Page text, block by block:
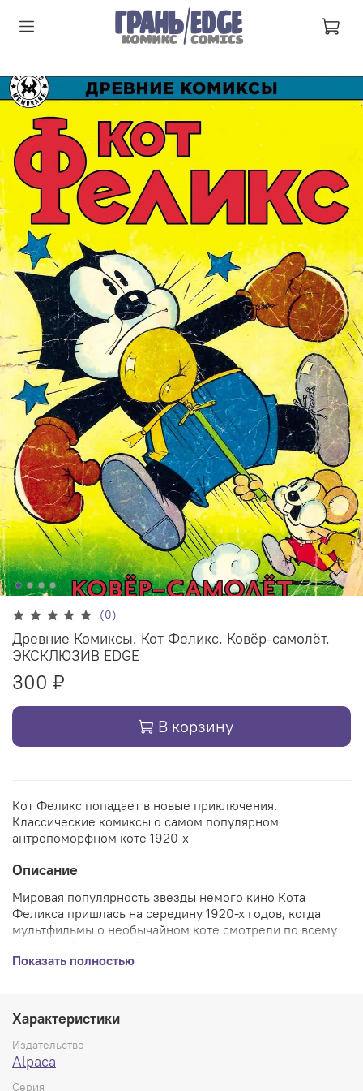
(0)
Древние Комиксы. Кот Феликс. Ковёр-самолёт.
ЭКСКЛЮЗИВ EDGE
300 ₽
В корзину
Кот Феликс попадает в новые приключения.
Классические комиксы о самом популярном
антропоморфном коте 1920-х
Описание
Мировая популярность звезды немого кино Кота
Феликса пришлась на середину 1920-х годов, когда
мультфильмы о необычайном коте смотрели по всему
использовали в качестве талисмана в спорте и авиации.
трансатлантического перелёта. И пусть легенду давно
опровергли, её существование не даёт усомниться в
популярности персонажа. Правда, своему создателю,
Пэту Салливану, чёрный кот счастья не принёс. Жёсткий
график выхода новых серий и полнометражных
Показать полностью
Характеристики
Издательство
Alpaca
Серия